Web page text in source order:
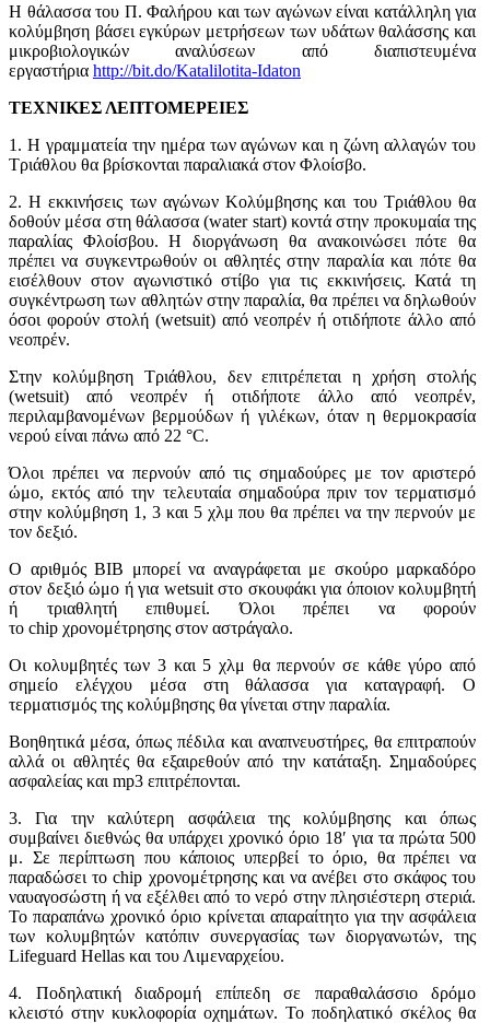
Η θάλασσα του Π. Φαλήρου και των αγώνων είναι κατάλληλη για
κολύμβηση βάσει εγκύρων μετρήσεων των υδάτων θαλάσσης και
μικροβιολογικών αναλύσεων από διαπιστευμένα
εργαστήρια http://bit.do/Katalilotita-Idaton
ΤΕΧΝΙΚΕΣ ΛΕΠΤΟΜΕΡΕΙΕΣ
1. Η γραμματεία την ημέρα των αγώνων και η ζώνη αλλαγών του
Τριάθλου θα βρίσκονται παραλιακά στον Φλoίσβο.
2. Η εκκινήσεις των αγώνων Κολύμβησης και του Τριάθλου θα
δοθούν μέσα στη θάλασσα (water start) κοντά στην προκυμαία της
παραλίας Φλοίσβου. Η διοργάνωση θα ανακοινώσει πότε θα
πρέπει να συγκεντρωθούν οι αθλητές στην παραλία και πότε θα
εισέλθουν στον αγωνιστικό στίβο για τις εκκινήσεις. Κατά τη
συγκέντρωση των αθλητών στην παραλία, θα πρέπει να δηλωθούν
όσοι φορούν στολή (wetsuit) από νεοπρέν ή οτιδήποτε άλλο από
νεοπρέν.
Στην κολύμβηση Τριάθλου, δεν επιτρέπεται η χρήση στολής
(wetsuit) από νεοπρέν ή οτιδήποτε άλλο από νεοπρέν,
περιλαμβανομένων βερμούδων ή γιλέκων, όταν η θερμοκρασία
νερού είναι πάνω από 22 °C.
Όλοι πρέπει να περνούν από τις σημαδούρες με τον αριστερό
ώμο, εκτός από την τελευταία σημαδούρα πριν τον τερματισμό
στην κολύμβηση 1, 3 και 5 χλμ που θα πρέπει να την περνούν με
τον δεξιό.
Ο αριθμός ΒΙΒ μπορεί να αναγράφεται με σκούρο μαρκαδόρο
στον δεξιό ώμο ή για wetsuit στο σκουφάκι για όποιον κολυμβητή
ή τριαθλητή επιθυμεί. Όλοι πρέπει να φορούν
το chip χρονομέτρησης στον αστράγαλο.
Οι κολυμβητές των 3 και 5 χλμ θα περνούν σε κάθε γύρο από
σημείο ελέγχου μέσα στη θάλασσα για καταγραφή. Ο
τερματισμός της κολύμβησης θα γίνεται στην παραλία.
Βοηθητικά μέσα, όπως πέδιλα και αναπνευστήρες, θα επιτραπούν
αλλά οι αθλητές θα εξαιρεθούν από την κατάταξη. Σημαδούρες
ασφαλείας και mp3 επιτρέπονται.
3. Για την καλύτερη ασφάλεια της κολύμβησης και όπως
συμβαίνει διεθνώς θα υπάρχει χρονικό όριο 18′ για τα πρώτα 500
μ. Σε περίπτωση που κάποιος υπερβεί το όριο, θα πρέπει να
παραδώσει το chip χρονομέτρησης και να ανέβει στο σκάφος του
ναυαγοσώστη ή να εξέλθει από το νερό στην πλησιέστερη στεριά.
Το παραπάνω χρονικό όριο κρίνεται απαραίτητο για την ασφάλεια
των κολυμβητών κατόπιν συνεργασίας των διοργανωτών, της
Lifeguard Hellas και του Λιμεναρχείου.
4. Ποδηλατική διαδρομή επίπεδη σε παραθαλάσσιο δρόμο
κλειστό στην κυκλοφορία οχημάτων. Το ποδηλατικό σκέλος θα